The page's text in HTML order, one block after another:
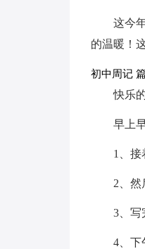
这今
的温暖！
初中周记
快乐
早上
1、接
2、然
3、写
4、下